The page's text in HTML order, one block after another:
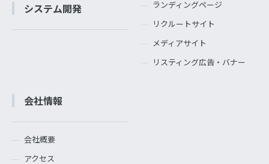
システム開発
ランディングページ
リクルートサイト
メディアサイト
リスティング広告・バナー
会社情報
会社概要
アクセス